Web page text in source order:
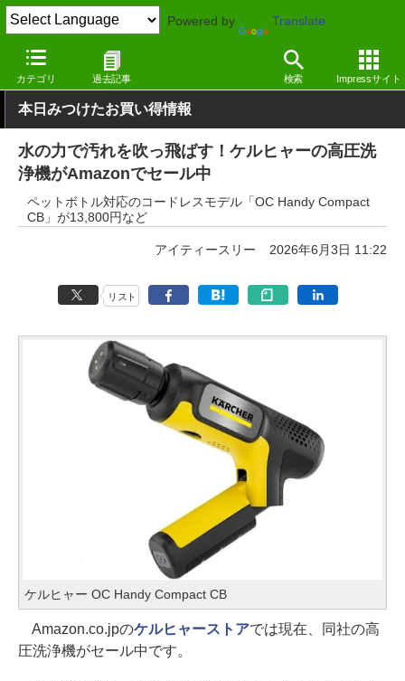
Powered by Translate
カテゴリ 過去記事 検索 Impressサイト
窓の杜 セール
本日みつけたお買い得情報
水の力で汚れを吹っ飛ばす！ケルヒャーの高圧洗
浄機がAmazonでセール中
ペットボトル対応のコードレスモデル「OC Handy Compact
CB」が13,800円など
アイティースリー 2026年6月3日 11:22
リスト
ケルヒャー OC Handy Compact CB
Amazon.co.jpのケルヒャーストアでは現在、同社の高
圧洗浄機がセール中です。